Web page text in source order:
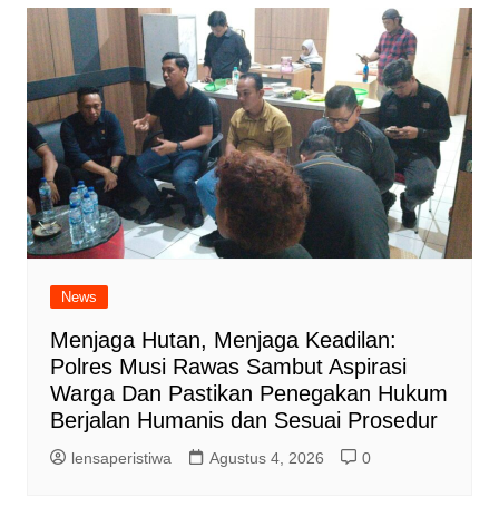
News
Menjaga Hutan, Menjaga Keadilan:
Polres Musi Rawas Sambut Aspirasi
Warga Dan Pastikan Penegakan Hukum
Berjalan Humanis dan Sesuai Prosedur
lensaperistiwa Agustus 4, 2026 0